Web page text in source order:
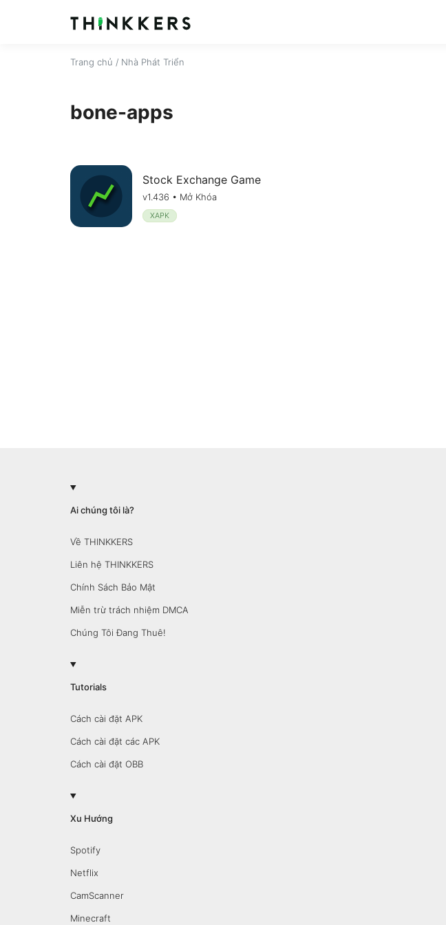
Trang chủ / Nhà Phát Triển
bone-apps
Stock Exchange Game
v1.436 • Mở Khóa
XAPK
Ai chúng tôi là?
Về THINKKERS
Liên hệ THINKKERS
Chính Sách Bảo Mật
Miễn trừ trách nhiệm DMCA
Chúng Tôi Đang Thuê!
Tutorials
Cách cài đặt APK
Cách cài đặt các APK
Cách cài đặt OBB
Xu Hướng
Spotify
Netflix
CamScanner
Minecraft